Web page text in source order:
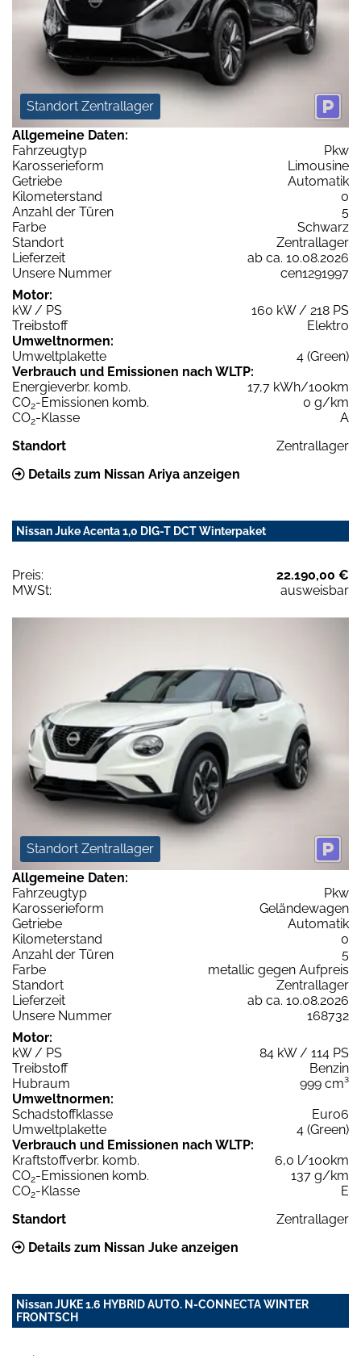
Standort Zentrallager
Allgemeine Daten:
Fahrzeugtyp
Pkw
Karosserieform
Limousine
Getriebe
Automatik
Kilometerstand
0
Anzahl der Türen
5
Farbe
Schwarz
Standort
Zentrallager
Lieferzeit
ab ca. 10.08.2026
Unsere Nummer
cen1291997
Motor:
kW / PS
160 kW / 218 PS
Treibstoff
Elektro
Umweltnormen:
Umweltplakette
4 (Green)
Verbrauch und Emissionen nach WLTP:
Energieverbr. komb.
17,7 kWh/100km
CO2-Emissionen komb.
0 g/km
CO2-Klasse
A
Standort
Zentrallager
Details zum Nissan Ariya anzeigen
Nissan Juke Acenta 1,0 DIG-T DCT Winterpaket
Preis:
22.190,00 €
MWSt:
ausweisbar
Standort Zentrallager
Allgemeine Daten:
Fahrzeugtyp
Pkw
Karosserieform
Geländewagen
Getriebe
Automatik
Kilometerstand
0
Anzahl der Türen
5
Farbe
metallic gegen Aufpreis
Standort
Zentrallager
Lieferzeit
ab ca. 10.08.2026
Unsere Nummer
168732
Motor:
kW / PS
84 kW / 114 PS
Treibstoff
Benzin
Hubraum
999 cm³
Umweltnormen:
Schadstoffklasse
Euro6
Umweltplakette
4 (Green)
Verbrauch und Emissionen nach WLTP:
Kraftstoffverbr. komb.
6,0 l/100km
CO2-Emissionen komb.
137 g/km
CO2-Klasse
E
Standort
Zentrallager
Details zum Nissan Juke anzeigen
Nissan JUKE 1.6 HYBRID AUTO. N-CONNECTA WINTER
FRONTSCH